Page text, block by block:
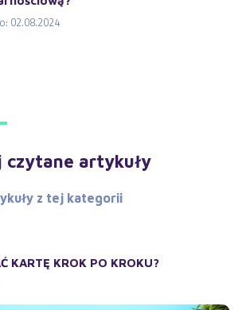
02.08.2024
czytane artykuły
z tej kategorii
KARTĘ KROK PO KROKU?